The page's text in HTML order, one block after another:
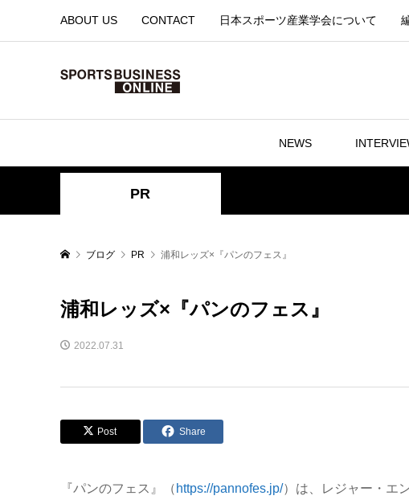
ABOUT US CONTACT 日本スポーツ産業学会について
NEWS
PR
ブログ PR 浦和レッズ×『パンのフェス』
浦和レッズ×『パンのフェス』
2022.07.31
Post Share
『パンのフェス』（ https://pannofes.jp/）は、レジャー・エ